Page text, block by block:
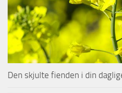
Den skjulte fienden i din